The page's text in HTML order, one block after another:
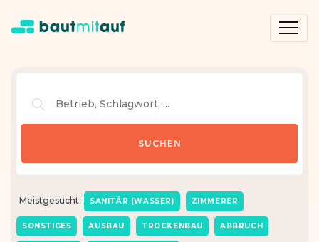
Meistgesucht: SANITÄR (WASSER) ZIMMERER
SONSTIGES AUSBAU TROCKENBAU ABBRUCH